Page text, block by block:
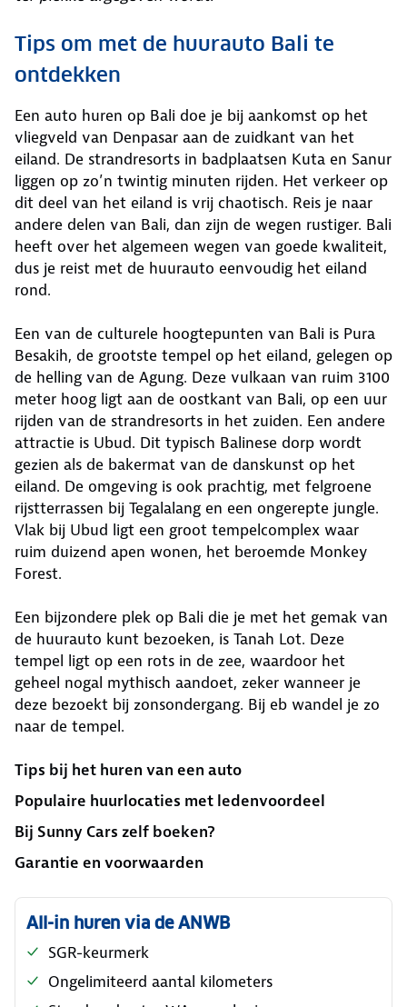
Tips om met de huurauto Bali te
ontdekken
Een auto huren op Bali doe je bij aankomst op het
vliegveld van Denpasar aan de zuidkant van het
eiland. De strandresorts in badplaatsen Kuta en Sanur
liggen op zo’n twintig minuten rijden. Het verkeer op
dit deel van het eiland is vrij chaotisch. Reis je naar
andere delen van Bali, dan zijn de wegen rustiger. Bali
heeft over het algemeen wegen van goede kwaliteit,
dus je reist met de huurauto eenvoudig het eiland
rond.
Een van de culturele hoogtepunten van Bali is Pura
Besakih, de grootste tempel op het eiland, gelegen op
de helling van de Agung. Deze vulkaan van ruim 3100
meter hoog ligt aan de oostkant van Bali, op een uur
rijden van de strandresorts in het zuiden. Een andere
attractie is Ubud. Dit typisch Balinese dorp wordt
gezien als de bakermat van de danskunst op het
eiland. De omgeving is ook prachtig, met felgroene
rijstterrassen bij Tegalalang en een ongerepte jungle.
Vlak bij Ubud ligt een groot tempelcomplex waar
ruim duizend apen wonen, het beroemde Monkey
Forest.
Een bijzondere plek op Bali die je met het gemak van
de huurauto kunt bezoeken, is Tanah Lot. Deze
tempel ligt op een rots in de zee, waardoor het
geheel nogal mythisch aandoet, zeker wanneer je
deze bezoekt bij zonsondergang. Bij eb wandel je zo
naar de tempel.
Tips bij het huren van een auto
Populaire huurlocaties met ledenvoordeel
Bij Sunny Cars zelf boeken?
Garantie en voorwaarden
All-in huren via de ANWB
SGR-keurmerk
Ongelimiteerd aantal kilometers